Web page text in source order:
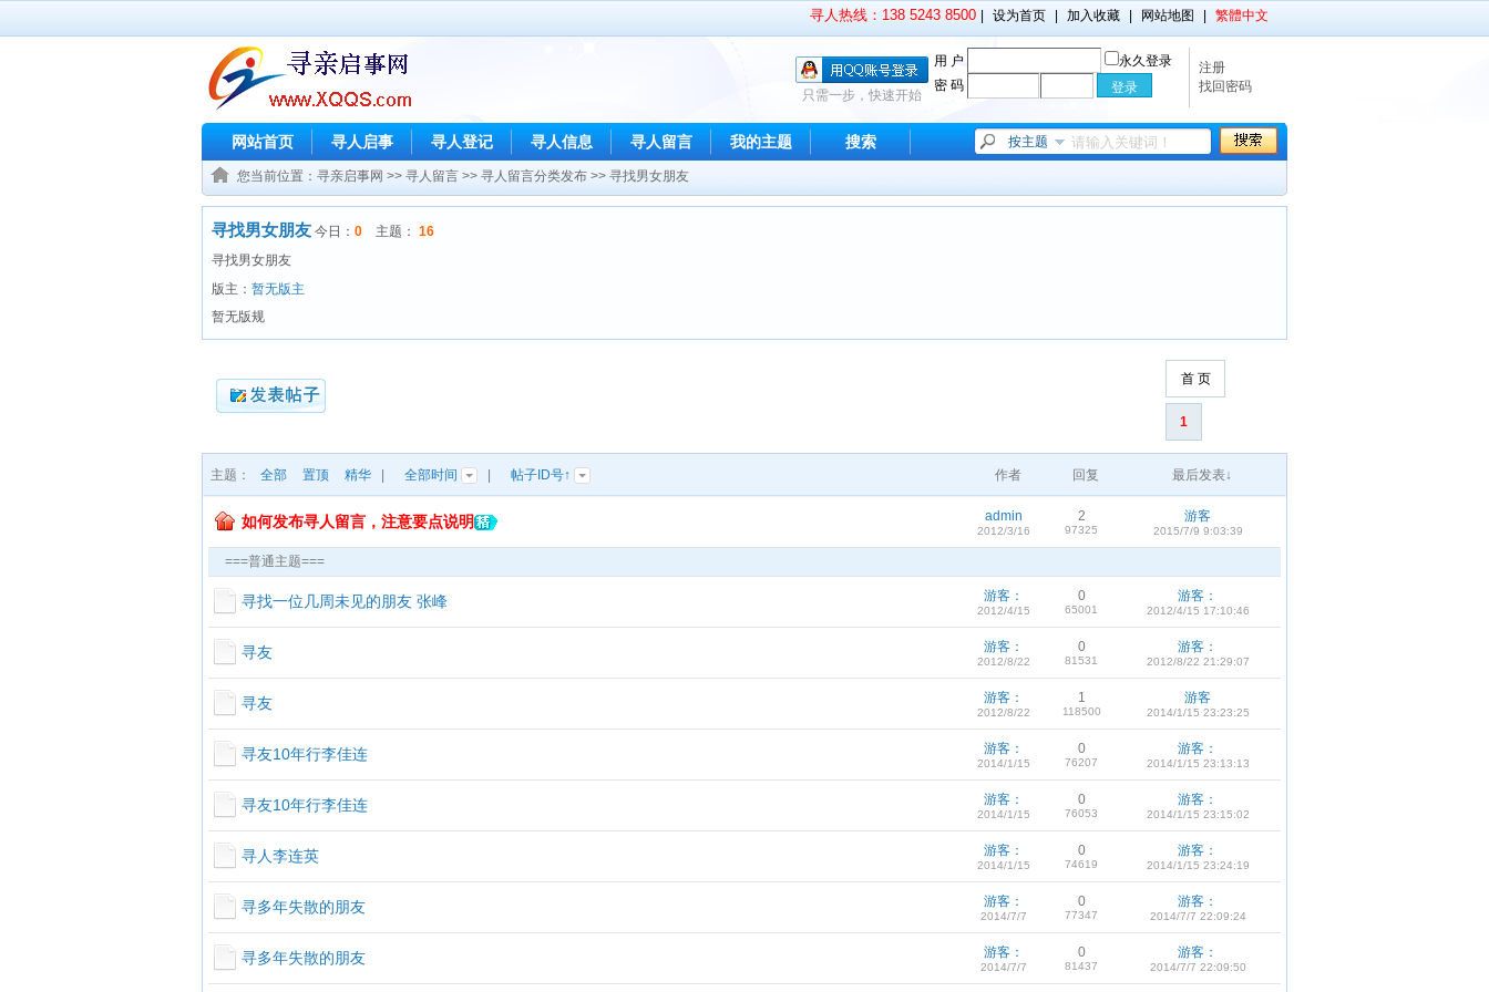
寻人热线：138 5243 8500 设为首页 加入收藏 网站地图 繁體中文
只需一步，快速开始
注册
找回密码
用 户
永久登录
密 码
网站首页 寻人启事 寻人登记 寻人信息 寻人留言 我的主题 搜索 按主题
您当前位置： 寻亲启事网 >> 寻人留言 >> 寻人留言分类发布 >> 寻找男女朋友
寻找男女朋友 今日： 0 主题： 16
寻找男女朋友
版主： 暂无版主
暂无版规
首 页
1
主题： 全部 置顶 精华 全部时间 帖子ID号↑ 作者 回复 最后发表↓
如何发布寻人留言，注意要点说明 admin
2012/3/16
2
97325
游客
2015/7/9 9:03:39
===普通主题===
寻找一位几周未见的朋友 张峰 游客：
2012/4/15
0
65001
游客：
2012/4/15 17:10:46
寻友 游客：
2012/8/22
0
81531
游客：
2012/8/22 21:29:07
寻友 游客：
2012/8/22
1
118500
游客
2014/1/15 23:23:25
寻友10年行李佳连 游客：
2014/1/15
0
76207
游客：
2014/1/15 23:13:13
寻友10年行李佳连 游客：
2014/1/15
0
76053
游客：
2014/1/15 23:15:02
寻人李连英 游客：
2014/1/15
0
74619
游客：
2014/1/15 23:24:19
寻多年失散的朋友 游客：
2014/7/7
0
77347
游客：
2014/7/7 22:09:24
寻多年失散的朋友 游客：
2014/7/7
0
81437
游客：
2014/7/7 22:09:50